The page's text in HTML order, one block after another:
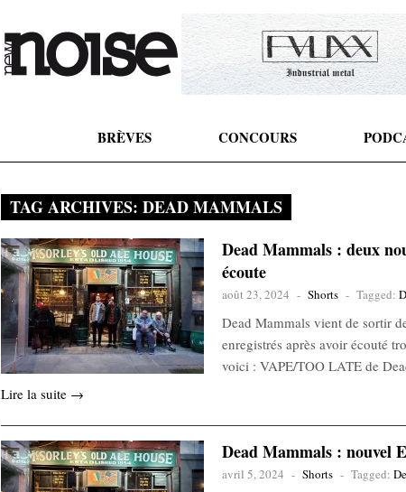
BRÈVES CONCOURS
TAG ARCHIVES: DEAD MAMMALS
Dead Mammals : deux
écoute
août 23, 2024 - Shorts - Tagged:
Dead Mammals vient de sortir
enregistrés après avoir écouté
voici : VAPE/TOO LATE de
Lire la suite →
Dead Mammals : nouvel
avril 5, 2024 - Shorts - Tagged: